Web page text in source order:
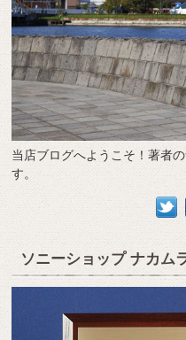
当店ブログへようこそ！著者
す。
ソニーショップ ナカム